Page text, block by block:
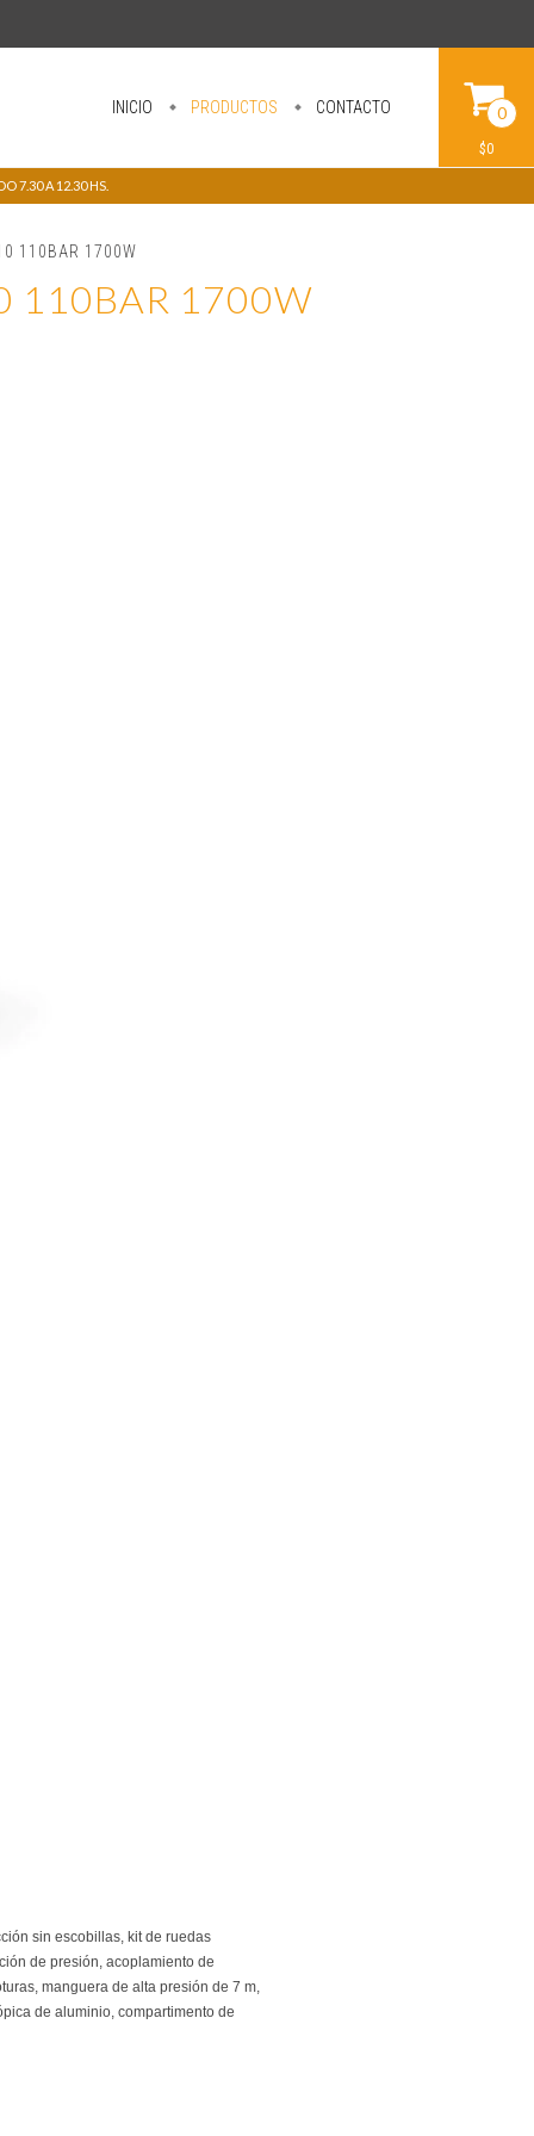
INICIO PRODUCTOS CONTACTO 0
$0
7.30 A 12.30 HS.
110BAR 1700W
110BAR 1700W
sin escobillas, kit de ruedas
de presión, acoplamiento de
manguera de alta presión de 7 m,
de aluminio, compartimento de